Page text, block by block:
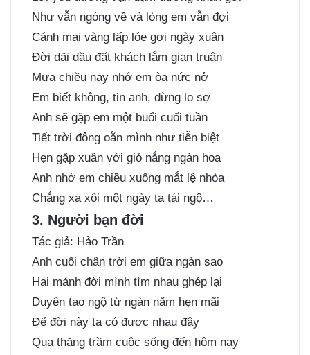
Như vẫn ngóng về và lòng em vẫn đợi
Cánh mai vàng lấp lóe gợi ngày xuân
Đời dãi dầu đất khách lắm gian truân
Mưa chiều nay nhớ em òa nức nở
Em biết không, tin anh, đừng lo sợ
Anh sẽ gặp em một buổi cuối tuần
Tiết trời đông oằn mình như tiễn biệt
Hẹn gặp xuân với gió nắng ngàn hoa
Anh nhớ em chiều xuống mắt lệ nhòa
Chẳng xa xôi một ngày ta tái ngộ…
3. Người bạn đời
Tác giả: Hảo Trần
Anh cuối chân trời em giữa ngàn sao
Hai mảnh đời mình tìm nhau ghép lại
Duyên tao ngộ từ ngàn năm hẹn mãi
Để đời này ta có được nhau đây
Qua thăng trầm cuộc sống đến hôm nay